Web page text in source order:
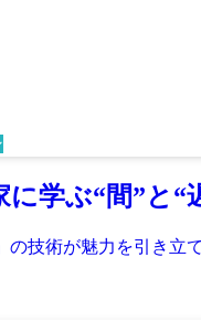
に学ぶ“間”と
技術が魅力を引き立て